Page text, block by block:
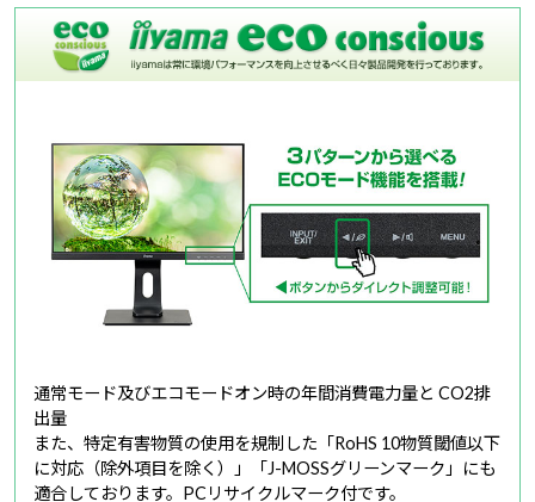
通常モード及びエコモードオン時の年間消費電力量と CO2排
出量
また、特定有害物質の使用を規制した「RoHS 10物質閾値以下
に対応（除外項目を除く）」「J-MOSSグリーンマーク」にも
適合しております。PCリサイクルマーク付です。